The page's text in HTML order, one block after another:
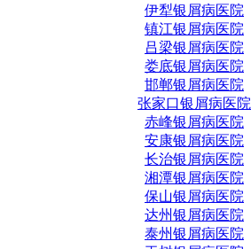
伊犁银屑病医院
镇江银屑病医院
吕梁银屑病医院
娄底银屑病医院
邯郸银屑病医院
张家口银屑病医院
赤峰银屑病医院
安康银屑病医院
长治银屑病医院
湘潭银屑病医院
保山银屑病医院
达州银屑病医院
泰州银屑病医院